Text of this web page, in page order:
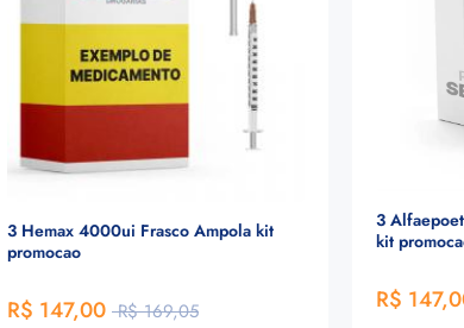
3 Hemax 4000ui Frasco Ampola kit
promocao
R$ 147,00 R$ 169,05
3
kit
R$